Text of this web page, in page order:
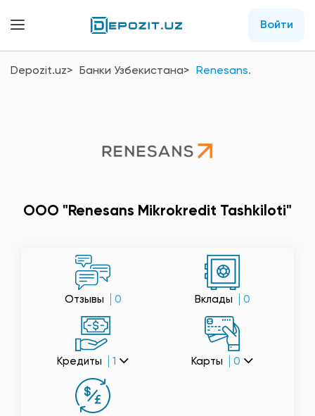
Войти
Depozit.uz Банки Узбекистана Renesans.
OOO "Renesans Mikrokredit Tashkiloti"
Отзывы 0 Вклады 0
Кредиты 1 Карты 0